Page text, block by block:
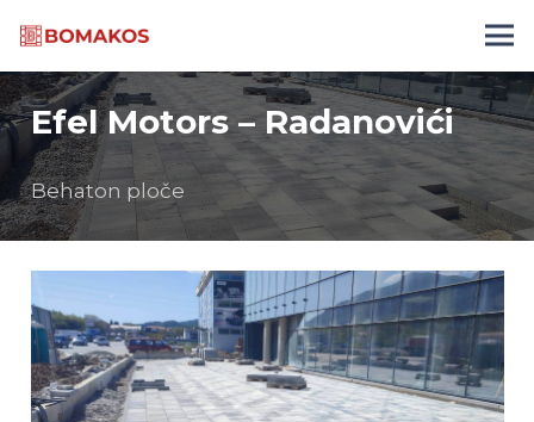
Efel Motors – Radanovići
Behaton ploče